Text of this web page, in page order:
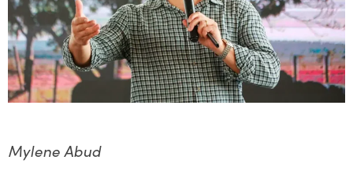
Mylene Abud